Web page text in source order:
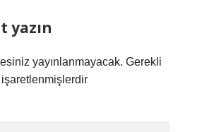
yazın
yayınlanmayacak. Gerekli